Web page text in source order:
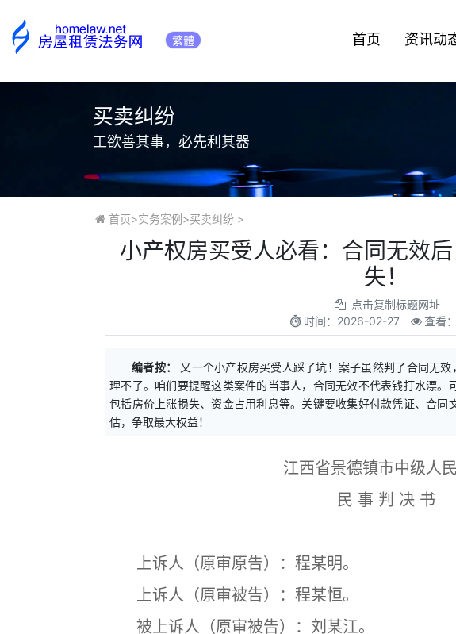
繁體 首页 资讯动
买卖纠纷
工欲善其事，必先利其器
首页>实务案例 >买卖纠纷>
小产权房买受人必看：合同无效
失！
点击复制标题网址
时间： 2026-02-27 查看
编者按：
又一个小产权房买受人踩了坑！案子虽然判了合同无
理不了。咱们要提醒这类案件的当事人，合同无效不代表钱打水漂。
包括房价上涨损失、资金占用利息等。关键要收集好付款凭证、合同
估，争取最大权益！
江西省景德镇市中级人
民 事 判 决 书
上诉人（原审原告）：程某明。
上诉人（原审被告）：程某恒。
被上诉人（原审被告）：刘某江。